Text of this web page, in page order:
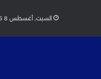
السبت, أغسطس 8 2026